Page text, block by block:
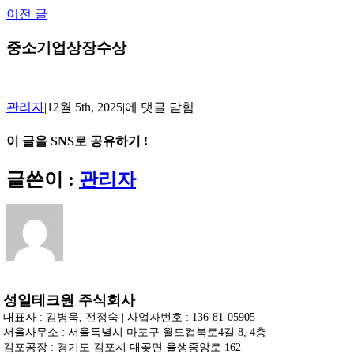
Skip
content
이전 글
중소기업상장수상
관리자|12월 5th, 2025|중
기
상
장
에 댓글 닫힘
이 글을 SNS로 공유하기 !
Facebook
X
Reddit
LinkedIn
Tumblr
Pinterest
Vk
이
메
일
글쓴이 : 관리자
성일테크원 주식회사
대표자 : 김병욱, 전정숙 | 사업자번호 : 136-81-05905
서울사무소 : 서울특별시 마포구 월드컵북로4길 8, 4층
김포공장 : 경기도 김포시 대곶면 율생중앙로 162